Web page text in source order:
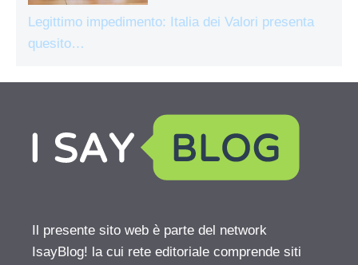
Legittimo impedimento: Italia dei Valori presenta
quesito…
Il presente sito web è parte del network
IsayBlog! la cui rete editoriale comprende siti